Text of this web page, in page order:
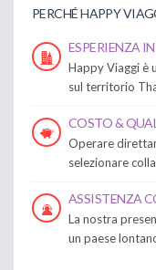
PERCHÉ HAPPY
ESPERIENZA
Happy Viaggi è
sul territorio
COSTO &
Operare
selezionare
ASSISTENZA
La nostra
un paese